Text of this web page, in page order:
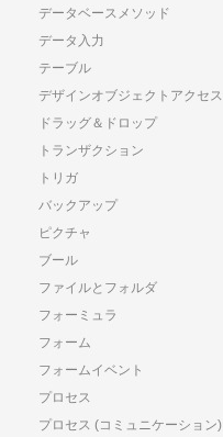
データベースメソッド
データ入力
テーブル
デザインオブジェクトアクセス
ドラッグ＆ドロップ
トランザクション
トリガ
バックアップ
ピクチャ
ブール
ファイルとフォルダ
フォーミュラ
フォーム
フォームイベント
プロセス
プロセス (コミュニケーション)